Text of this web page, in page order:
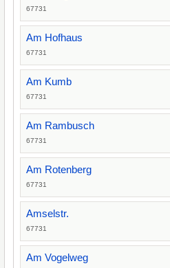
67731
Am Hofhaus
67731
Am Kumb
67731
Am Rambusch
67731
Am Rotenberg
67731
Amselstr.
67731
Am Vogelweg